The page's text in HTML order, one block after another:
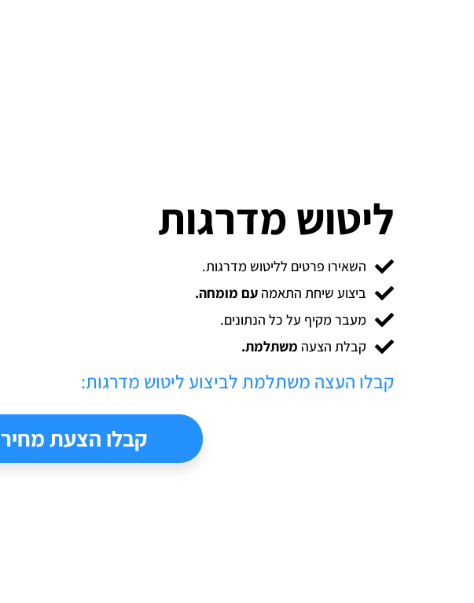
ליטוש מדרגות
השאירו פרטים לליטוש מדרגות.
ביצוע שיחת התאמה עם מומחה.
מעבר מקיף על כל הנתונים.
קבלת הצעה משתלמת.
קבלו העצה משתלמת לביצוע ​ליטוש מדרגות:
קבלו הצעת מחיר